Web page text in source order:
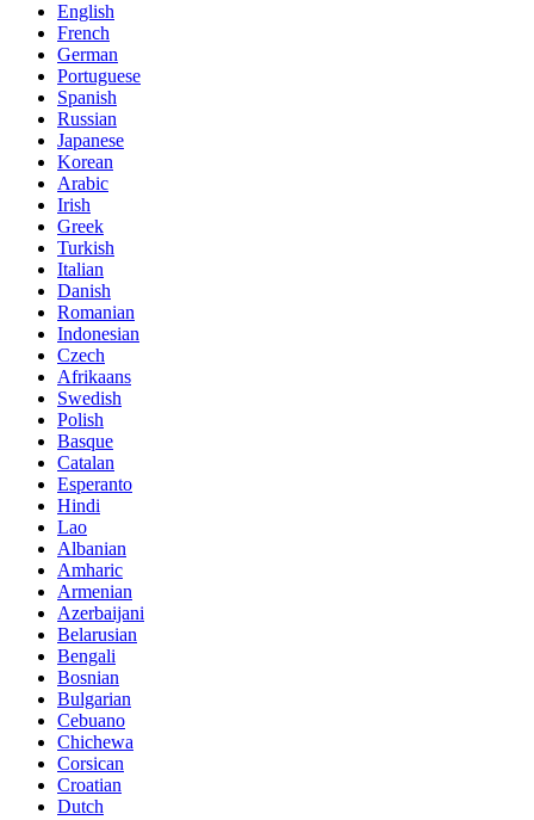
English
French
German
Portuguese
Spanish
Russian
Japanese
Korean
Arabic
Irish
Greek
Turkish
Italian
Danish
Romanian
Indonesian
Czech
Afrikaans
Swedish
Polish
Basque
Catalan
Esperanto
Hindi
Lao
Albanian
Amharic
Armenian
Azerbaijani
Belarusian
Bengali
Bosnian
Bulgarian
Cebuano
Chichewa
Corsican
Croatian
Dutch